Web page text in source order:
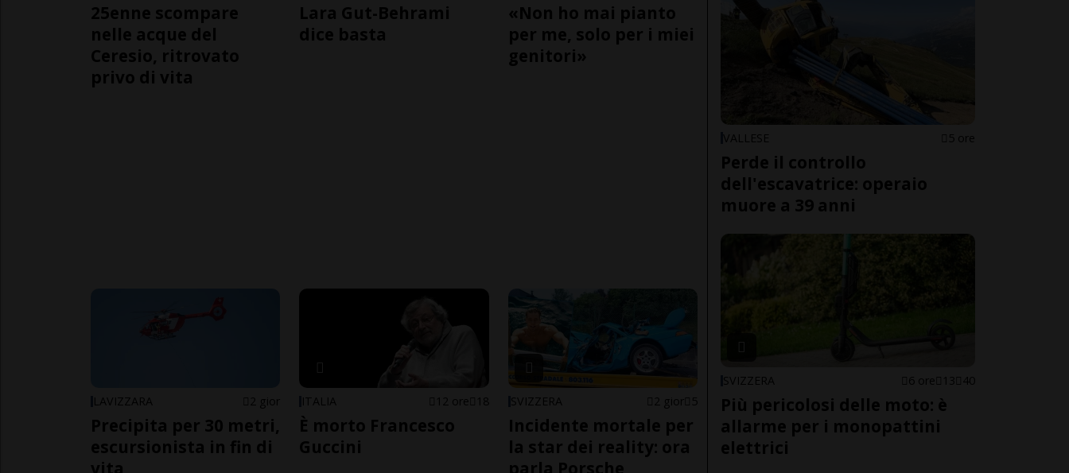
25enne scompare
nelle acque del
Ceresio, ritrovato
privo di vita
Lara Gut-Behrami
dice basta
«Non ho mai pianto
per me, solo per i miei
genitori»
LAVIZZARA 2 gior
Precipita per 30 metri,
escursionista in fin di
vita
ITALIA 12 ore 18
È morto Francesco
Guccini
SVIZZERA 2 gior 5
Incidente mortale per
la star dei reality: ora
parla Porsche
VALLESE 5 ore
Perde il controllo
dell'escavatrice: operaio
muore a 39 anni
SVIZZERA 6 ore 13 40
Più pericolosi delle moto: è
allarme per i monopattini
elettrici